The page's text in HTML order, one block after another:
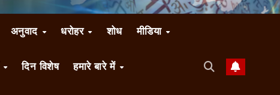
अनुवाद धरोहर शोध मीडिया
दिन विशेष हमारे बारे में